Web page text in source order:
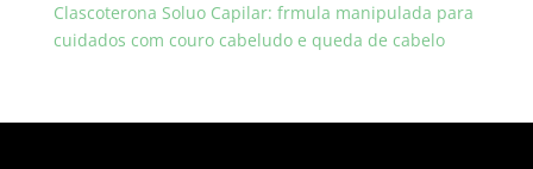
Clascoterona Soluo Capilar: frmula manipulada para
cuidados com couro cabeludo e queda de cabelo